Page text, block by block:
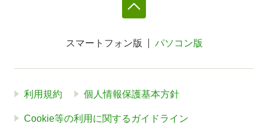
スマートフォン版 パソコン版
利用規約 個人情報保護基本方針
Cookie等の利用に関するガイドライン